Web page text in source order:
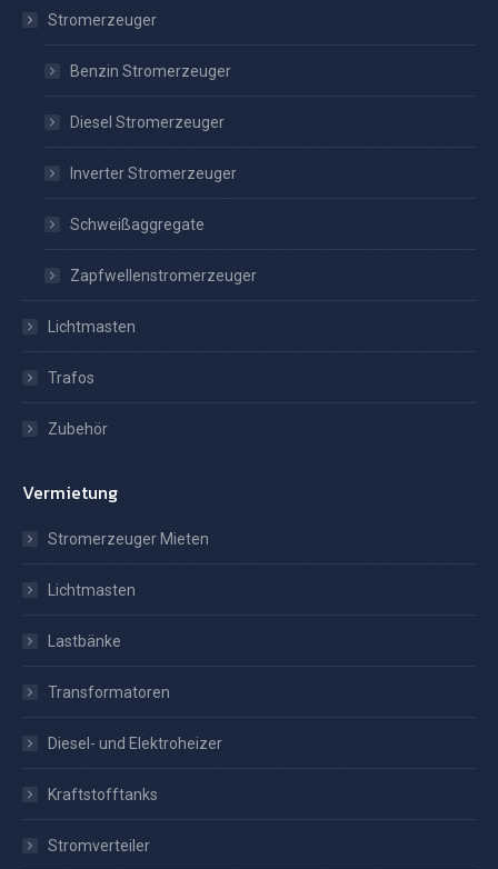
Stromerzeuger
Benzin Stromerzeuger
Diesel Stromerzeuger
Inverter Stromerzeuger
Schweißaggregate
Zapfwellenstromerzeuger
Lichtmasten
Trafos
Zubehör
Vermietung
Stromerzeuger Mieten
Lichtmasten
Lastbänke
Transformatoren
Diesel- und Elektroheizer
Kraftstofftanks
Stromverteiler